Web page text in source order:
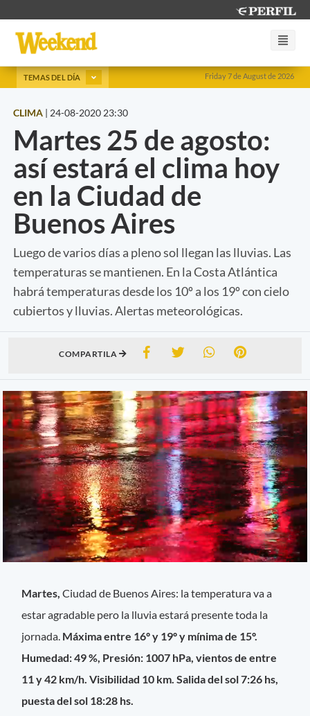
Friday 7 de August de 2026
TEMAS DEL DÍA
CLIMA | 24-08-2020 23:30
Martes 25 de agosto:
así estará el clima hoy
en la Ciudad de
Buenos Aires
Luego de varios días a pleno sol llegan las lluvias. Las
temperaturas se mantienen. En la Costa Atlántica
habrá temperaturas desde los 10º a los 19º con cielo
cubiertos y lluvias. Alertas meteorológicas.
COMPARTILA
Martes, Ciudad de Buenos Aires: la temperatura va a
estar agradable pero la lluvia estará presente toda la
jornada. Máxima entre 16º y 19º y mínima de 15º.
Humedad: 49 %, Presión: 1007 hPa, vientos de entre
11 y 42 km/h. Visibilidad 10 km. Salida del sol 7:26 hs,
puesta del sol 18:28 hs.